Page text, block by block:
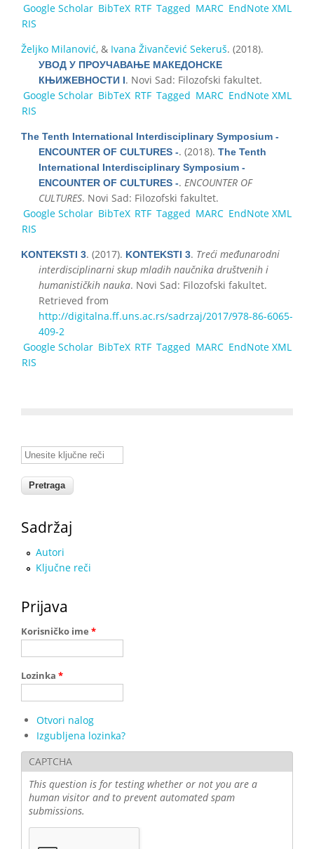
Google Scholar BibTeX RTF Tagged MARC EndNote XML
RIS
Željko Milanović, & Ivana Živančević Sekeruš. (2018).
УВОД У ПРОУЧАВАЊЕ МАКЕДОНСКЕ
КЊИЖЕВНОСТИ I. Novi Sad: Filozofski fakultet.
Google Scholar BibTeX RTF Tagged MARC EndNote XML
RIS
The Tenth International Interdisciplinary Symposium -
ENCOUNTER OF CULTURES -. (2018). The Tenth
International Interdisciplinary Symposium -
ENCOUNTER OF CULTURES -. ENCOUNTER OF
CULTURES. Novi Sad: Filozofski fakultet.
Google Scholar BibTeX RTF Tagged MARC EndNote XML
RIS
KONTEKSTI 3. (2017). KONTEKSTI 3. Treći međunarodni
interdisciplinarni skup mladih naučnika društvenih i
humanističkih nauka. Novi Sad: Filozofski fakultet.
Retrieved from
http://digitalna.ff.uns.ac.rs/sadrzaj/2017/978-86-6065-
409-2
Google Scholar BibTeX RTF Tagged MARC EndNote XML
RIS
Unesite ključne reči
Sadržaj
Autori
Ključne reči
Prijava
Korisničko ime *
Lozinka *
Otvori nalog
Izgubljena lozinka?
CAPTCHA
This question is for testing whether or not you are a
human visitor and to prevent automated spam
submissions.